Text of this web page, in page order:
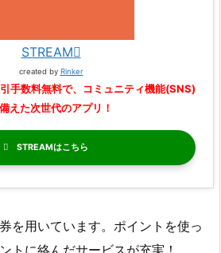
STREAM
created by Rinker
手数料無料で、コミュニティ機能(SNS)
えた次世代のアプリ！
STREAM
を用いています。ポイントを使っ
トに絡んだサービスが充実！